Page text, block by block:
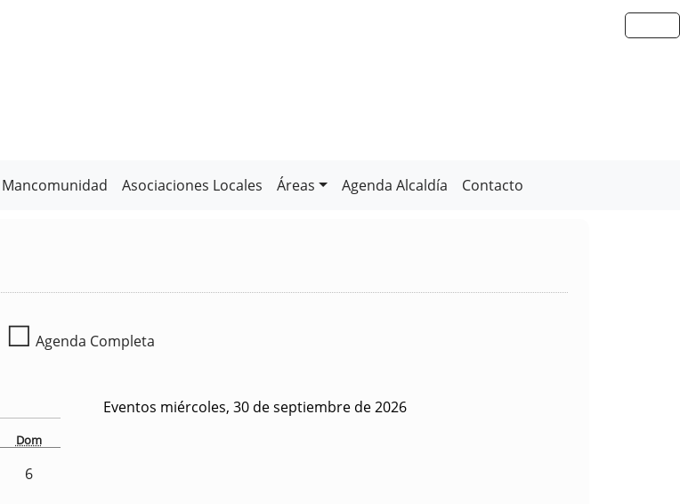
Mancomunidad Asociaciones Locales Áreas Agenda Alcaldía Contacto
☐ Agenda Completa
Dom
6
Eventos miércoles, 30 de septiembre de 2026